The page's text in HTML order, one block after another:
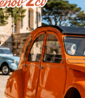
Prix